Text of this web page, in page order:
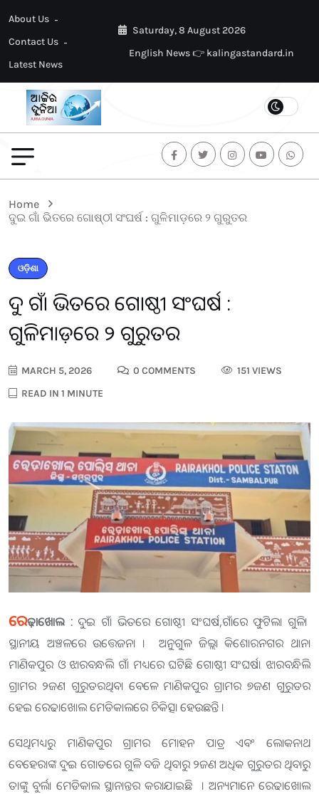
About Us
Contact Us
Latest News
Saturday, 8 August 2026
English News 👉 kalingastandard.in
Home
ଦୁଇ ଗାଁ ଭିତରେ ଗୋଷ୍ଠୀ ସଂଘର୍ଷ : ଗୁଳିମାଡ଼ରେ ୨ ଗୁରୁତର
ଓଡ଼ିଶା
ଦୁଇ ଗାଁ ଭିତରେ ଗୋଷ୍ଠୀ ସଂଘର୍ଷ :
ଗୁଳିମାଡ଼ରେ ୨ ଗୁରୁତର
MARCH 5, 2026 0 COMMENTS
151 VIEWS
READ IN 1 MINUTE
ରେଢ଼ାଖୋଲ :ଦୁଇ ଗାଁ ଭିତରେ ଗୋଷ୍ଠୀ ସଂଘର୍ଷ,ଗାଁରେ ଫୁଟିଲା ଗୁଳି।
ସ୍ଥାନୀୟ ଅଞ୍ଚଳରେ ଉତ୍ତେଜନା । ଅନୁଗୁଳ ଜିଲ୍ଲା କିଶୋରନଗର ଥାନା
ମାଣିକପୁର ଓ ଝାରବନ୍ଧଲି ଗାଁ ମଧ୍ୟରେ ଘଟିଛି ଗୋଷ୍ଠୀ ସଂଘର୍ଷ। ଝାରବନ୍ଧିଲି
ଗ୍ରାମର ୨ଜଣ ଗୁରୁତରଥିବା ବେଳେ ମାଣିକପୁର ଗ୍ରାମର ୭ଜଣ ଗୁରୁତର
ହେଇ ରେଢାଖୋଲ ମେଡିକାଲରେ ଚିକିତ୍ସା ହେଉଛନ୍ତି ।
ସେଥିମଧ୍ୟରୁ ମାଣିକପୁର ଗ୍ରାମର ମୋହନ ପାତ୍ର ଏବଂ ଲୋକନାଥ
ବେହେରାଙ୍କ ଦୁଇ ଗୋଡରେ ଗୁଳି ବଜି ଥିବାରୁ ୨ଜଣ ଅଧିକ ଗୁରୁତର ଥିବାରୁ
ତାଙ୍କୁ ବୁର୍ଲା ମେଡିକାଲ ସ୍ଥାନାନ୍ତର କରାଯାଇଛି । ଅନ୍ୟମାନେ ରେଢାଖୋଲ